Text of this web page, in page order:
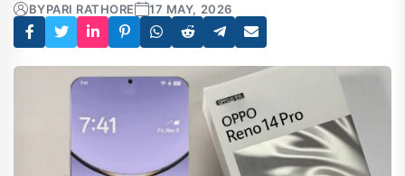
BYPARI RATHORE 17 MAY, 2026